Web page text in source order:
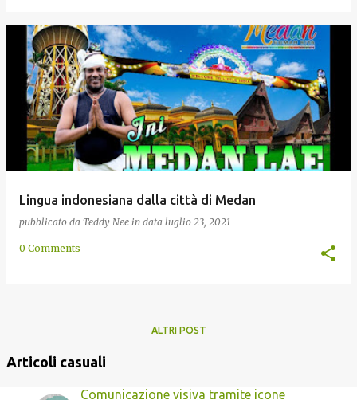
Lingua indonesiana dalla città di Medan
pubblicato da Teddy Nee in data luglio 23, 2021
0 Comments
ALTRI POST
Articoli casuali
Comunicazione visiva tramite icone